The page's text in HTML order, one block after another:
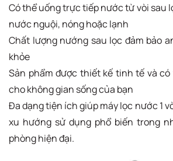
Có thể uống trực tiếp nước từ vòi sau
nước nguội, nóng hoặc lạnh
Chất lượng nướng sau lọc đảm bảo
khỏe
Sản phẩm được thiết kế tinh tế và
cho không gian sống của bạn
Đa dạng tiện ích giúp máy lọc nước 1
xu hướng sử dụng phổ biến trong
phòng hiện đại.